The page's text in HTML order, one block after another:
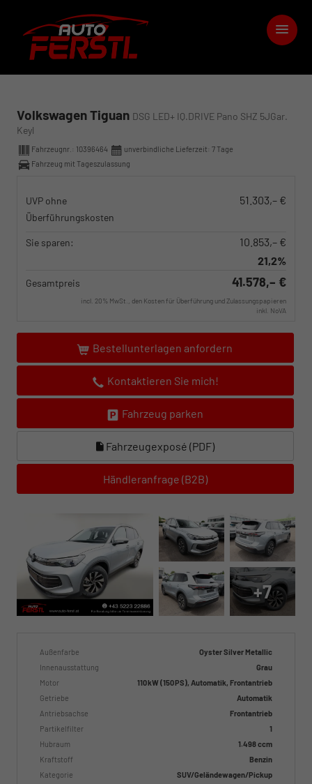
Volkswagen Tiguan DSG LED+ IQ.DRIVE Pano SHZ 5JGar.
Keyl
Fahrzeugnr.: 10396464 unverbindliche Lieferzeit: 7 Tage
Fahrzeug mit Tageszulassung
UVP ohne
Überführungskosten
51.303,– €
Sie sparen:
10.853,– €
21,2%
Gesamtpreis 41.578,– €
incl. 20% MwSt., den Kosten für Überführung und Zulassungspapieren
inkl. NoVA
Bestellunterlagen anfordern
Kontaktieren Sie mich!
Fahrzeug parken
Fahrzeugexposé (PDF)
Händleranfrage (B2B)
+7
Außenfarbe
Oyster Silver Metallic
Innenausstattung
Grau
Motor
110 kW (150 PS), Automatik, Frontantrieb
Getriebe
Automatik
Antriebsachse
Frontantrieb
Partikelfilter
1
Hubraum
1.498 ccm
Kraftstoff
Benzin
Kategorie
SUV/Geländewagen/Pickup